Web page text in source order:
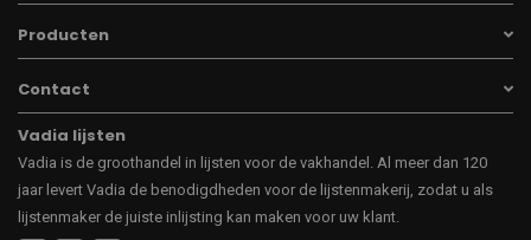
Producten
Contact
Vadia lijsten
Vadia is de groothandel in lijsten voor de vakhandel. Al meer dan 120
jaar levert Vadia de benodigdheden voor de lijstenmakerij, zodat u als
lijstenmaker de juiste inlijsting kan maken voor uw klant.